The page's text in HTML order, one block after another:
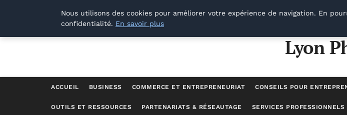
Lyon Photos
Lyon
ACCUEIL BUSINESS COMMERCE ET ENTREPRENEURIAT CONSEILS POUR
OUTILS ET RESSOURCES PARTENARIATS & RÉSEAUTAGE SERVICES PROFESSIONNELS
Nous utilisons des cookies pour améliorer votre expérience de navigation. En
confidentialité. En savoir plus